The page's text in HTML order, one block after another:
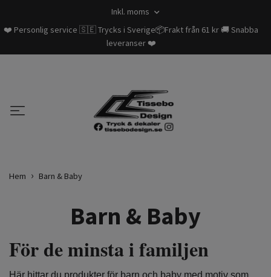
Inkl. moms
❤️ Personlig service 🇸🇪 Trycks i Sverige📦Frakt från 61 kr 🚚 Snabba
leveranser ❤️
Hem Barn & Baby
Barn & Baby
För de minsta i familjen